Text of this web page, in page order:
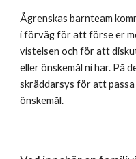
Ågrenskas barnteam
i förväg för att förse er
vistelsen och för att
eller önskemål ni har. På
skräddarsys för att
önskemål.